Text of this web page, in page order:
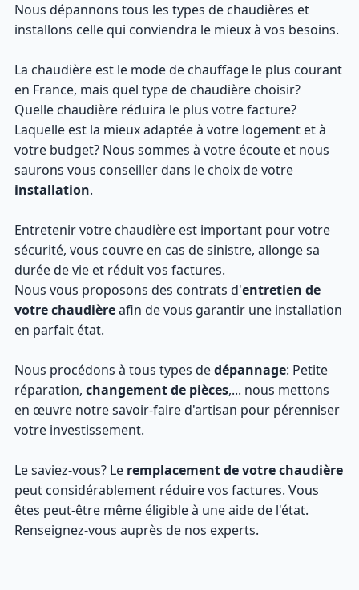
Nous dépannons tous les types de chaudières et
installons celle qui conviendra le mieux à vos besoins.
La chaudière est le mode de chauffage le plus courant
en France, mais quel type de chaudière choisir?
Quelle chaudière réduira le plus votre facture?
Laquelle est la mieux adaptée à votre logement et à
votre budget? Nous sommes à votre écoute et nous
saurons vous conseiller dans le choix de votre
installation.
Entretenir votre chaudière est important pour votre
sécurité, vous couvre en cas de sinistre, allonge sa
durée de vie et réduit vos factures.
Nous vous proposons des contrats d'entretien de
votre chaudièreafin de vous garantir une installation
en parfait état.
Nous procédons à tous types dedépannage: Petite
réparation, changement de pièces,... nous mettons
en œuvre notre savoir-faire d'artisan pour pérenniser
votre investissement.
Le saviez-vous? Le remplacement de votre chaudière
peut considérablement réduire vos factures. Vous
êtes peut-être même éligible à une aide de l'état.
Renseignez-vous auprès de nos experts.